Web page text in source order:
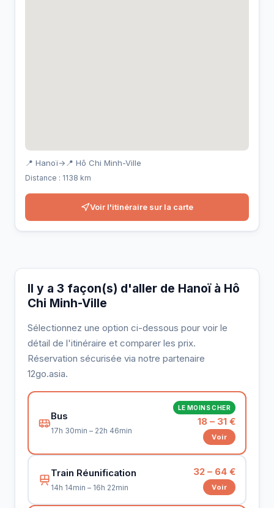
📍 Hanoï→ 📍 Hô Chi Minh-Ville
Distance : 1138 km
Voir l'itinéraire sur la carte
Il y a 3 façon(s) d'aller de Hanoï à Hô
Chi Minh-Ville
Sélectionnez une option ci-dessous pour voir le
détail de l'itinéraire et comparer les prix.
Réservation sécurisée via notre partenaire
12go.asia.
Bus
17h 30min – 22h 46min
LE MOINS CHER
18 – 31 €
Voir
Train Réunification
14h 14min – 16h 22min
32 – 64 €
Voir